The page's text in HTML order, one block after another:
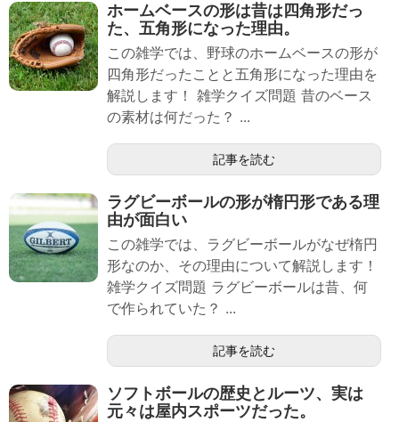
ホームベースの形は昔は四角形だっ
た、五角形になった理由。
この雑学では、野球のホームベースの形が
四角形だったことと五角形になった理由を
解説します！ 雑学クイズ問題 昔のベース
の素材は何だった？ ...
記事を読む
ラグビーボールの形が楕円形である理
由が面白い
この雑学では、ラグビーボールがなぜ楕円
形なのか、その理由について解説します！
雑学クイズ問題 ラグビーボールは昔、何
で作られていた？ ...
記事を読む
ソフトボールの歴史とルーツ、実は
元々は屋内スポーツだった。